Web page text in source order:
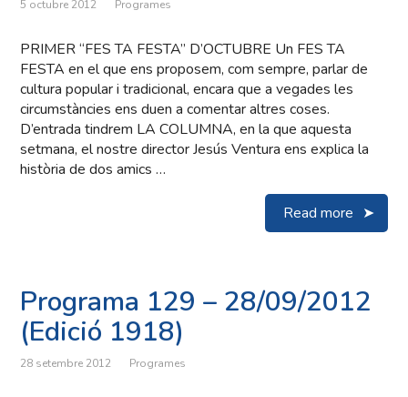
5 octubre 2012 Programes
PRIMER “FES TA FESTA” D’OCTUBRE Un FES TA
FESTA en el que ens proposem, com sempre, parlar de
cultura popular i tradicional, encara que a vegades les
circumstàncies ens duen a comentar altres coses.
D’entrada tindrem LA COLUMNA, en la que aquesta
setmana, el nostre director Jesús Ventura ens explica la
història de dos amics …
Read more
Programa 129 – 28/09/2012
(Edició 1918)
28 setembre 2012 Programes